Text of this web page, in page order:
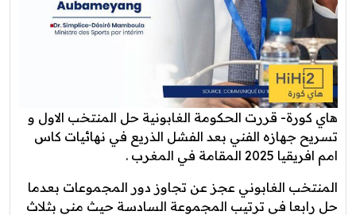
هاي كورة- قررت الحكومة الغابونية حل المنتخب الاول و
تسريح جهازه الفني بعد الفشل الذريع في نهائيات كاس
امم افريقيا 2025 المقامة في المغرب .
المنتخب الغابوني عجز عن تجاوز دور المجموعات بعدما
حل رابعا في ترتيب المجموعة السادسة حيث مني بثلاث